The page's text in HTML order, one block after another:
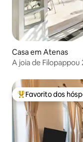
Casa em Atenas
A joia de
Favoritos dos
Favorito dos